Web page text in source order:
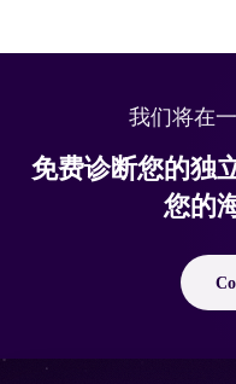
我们将在
免费诊断您的独
您的